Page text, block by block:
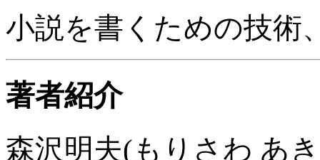
小説を書くための技術
著者紹介
森沢明夫(もりさわ あ